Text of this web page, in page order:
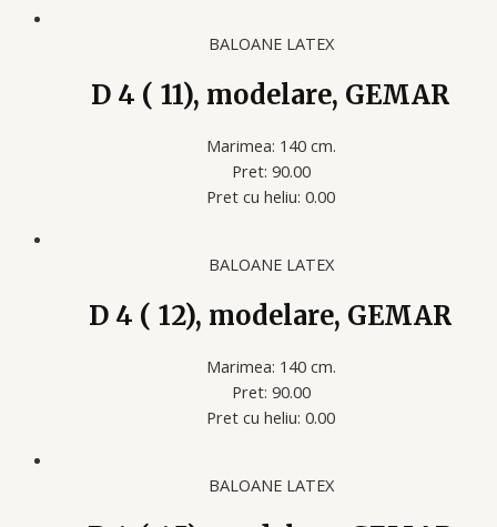
BALOANE LATEX
D 4 ( 11), modelare, GEMAR
Marimea: 140 cm.
Pret: 90.00
Pret cu heliu: 0.00
BALOANE LATEX
D 4 ( 12), modelare, GEMAR
Marimea: 140 cm.
Pret: 90.00
Pret cu heliu: 0.00
BALOANE LATEX